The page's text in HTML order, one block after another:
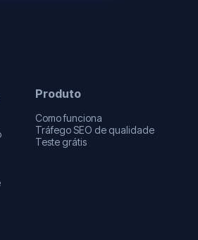
Produto
Como funciona
Tráfego SEO de qualidade
Teste grátis